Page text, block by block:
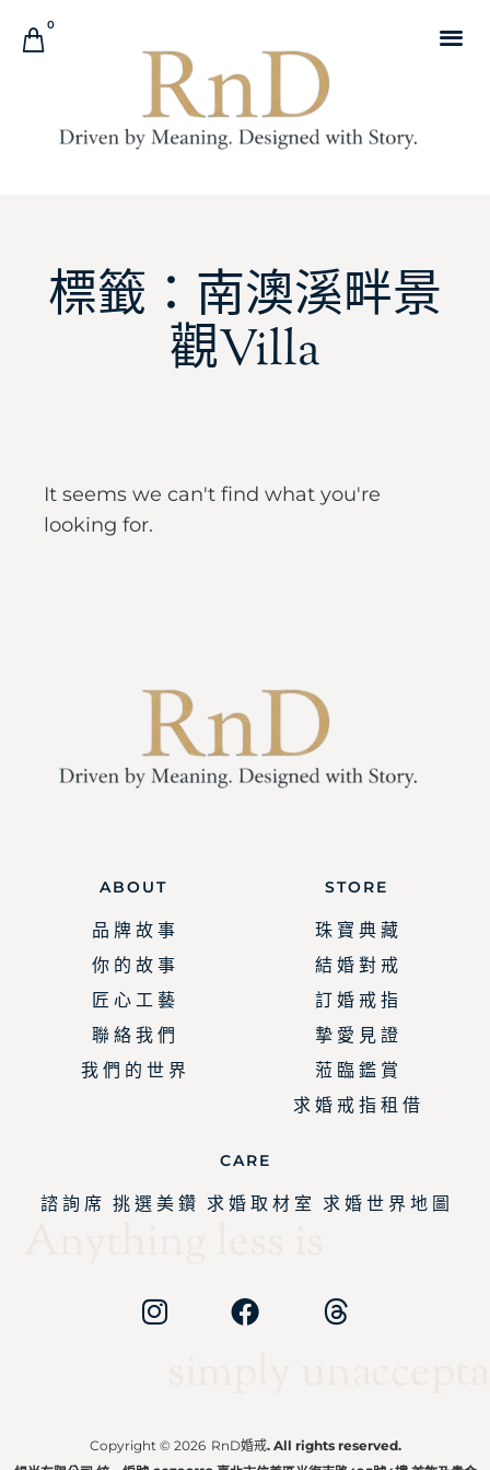
0
標籤：南澳溪畔景
觀Villa
It seems we can't find what you're
looking for.
ABOUT
品 牌 故 事
你 的 故 事
匠 心 工 藝
聯 絡 我 們
我 們 的 世 界
STORE
珠 寶 典 藏
結 婚 對 戒
訂 婚 戒 指
摯 愛 見 證
蒞 臨 鑑 賞
求 婚 戒 指 租 借
CARE
諮 詢 席 挑 選 美 鑽 求 婚 取 材 室 求 婚 世 界 地 圖
Copyright © 2026 RnD婚戒. All rights reserved.